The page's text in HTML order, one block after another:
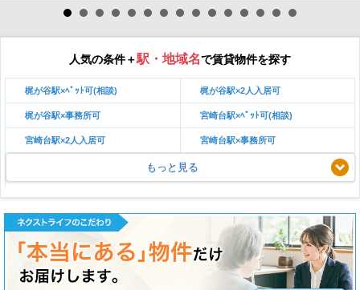
人気の条件＋駅・地域名で賃貸物件を探す
梶が谷駅×ﾍﾟｯﾄ可(相談) 梶が谷駅×2人入居可
梶が谷駅×事務所可 宮崎台駅×ﾍﾟｯﾄ可(相談)
宮崎台駅×2人入居可 宮崎台駅×事務所可
もっと見る